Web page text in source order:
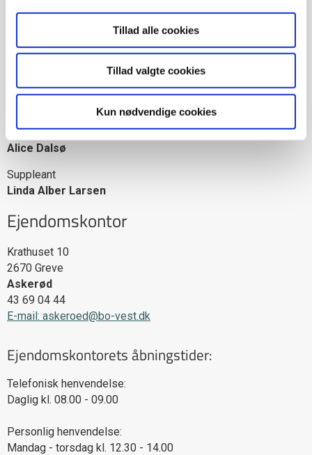
Tillad alle cookies
Tillad valgte cookies
Kun nødvendige cookies
Medlem
Medlem
Talli Rydal Menahem
Suppleant
Alice Dalsø
Suppleant
Linda Alber Larsen
Ejendomskontor
Krathuset 10
2670 Greve
Askerød
43 69 04 44
E-mail: askeroed@bo-vest.dk
Ejendomskontorets åbningstider:
Telefonisk henvendelse:
Daglig kl. 08.00 - 09.00
Personlig henvendelse:
Mandag - torsdag kl. 12.30 - 14.00